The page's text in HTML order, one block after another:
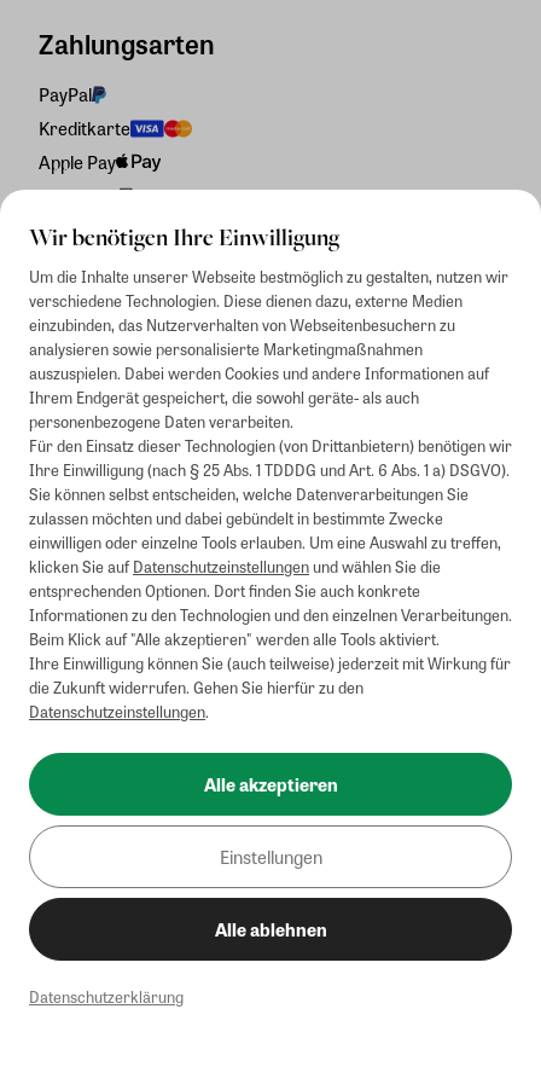
Wir benötigen Ihre Einwilligung
Um die Inhalte unserer Webseite bestmöglich zu gestalten, nutzen wir
verschiedene Technologien. Diese dienen dazu, externe Medien
einzubinden, das Nutzerverhalten von Webseitenbesuchern zu
analysieren sowie personalisierte Marketingmaßnahmen
auszuspielen. Dabei werden Cookies und andere Informationen auf
Ihrem Endgerät gespeichert, die sowohl geräte- als auch
personenbezogene Daten verarbeiten.
Für den Einsatz dieser Technologien (von Drittanbietern) benötigen wir
Ihre Einwilligung (nach § 25 Abs. 1 TDDDG und Art. 6 Abs. 1 a) DSGVO).
Sie können selbst entscheiden, welche Datenverarbeitungen Sie
zulassen möchten und dabei gebündelt in bestimmte Zwecke
einwilligen oder einzelne Tools erlauben. Um eine Auswahl zu treffen,
klicken Sie aufDatenschutzeinstellungenund wählen Sie die
entsprechenden Optionen. Dort finden Sie auch konkrete
Informationen zu den Technologien und den einzelnen Verarbeitungen.
Beim Klick auf "Alle akzeptieren" werden alle Tools aktiviert.
Ihre Einwilligung können Sie (auch teilweise) jederzeit mit Wirkung für
die Zukunft widerrufen. Gehen Sie hierfür zu den
Datenschutzeinstellungen.
Alle akzeptieren
Einstellungen
Alle ablehnen
Datenschutzerklärung
Zahlungsarten
PayPal
Kreditkarte
Apple Pay
Rechnung